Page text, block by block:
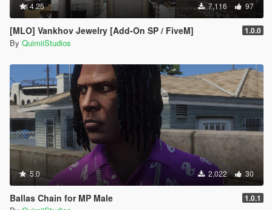
4.25 7,116 97
[MLO] Vankhov Jewelry [Add-On SP / FiveM] 1.0.0
By QuimiiStudios
5.0 2,022 30
Ballas Chain for MP Male 1.0.1